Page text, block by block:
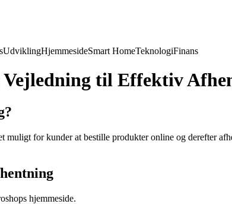
UdviklingHjemmesideSmart HomeTeknologiFinans
til Effektiv
muligt for kunder at bestille produkter online og derefter
hjemmeside.